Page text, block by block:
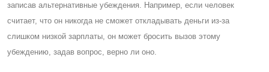
записав альтернативные убеждения. Например, если человек
считает, что он никогда не сможет откладывать деньги из-за
слишком низкой зарплаты, он может бросить вызов этому
убеждению, задав вопрос, верно ли оно.